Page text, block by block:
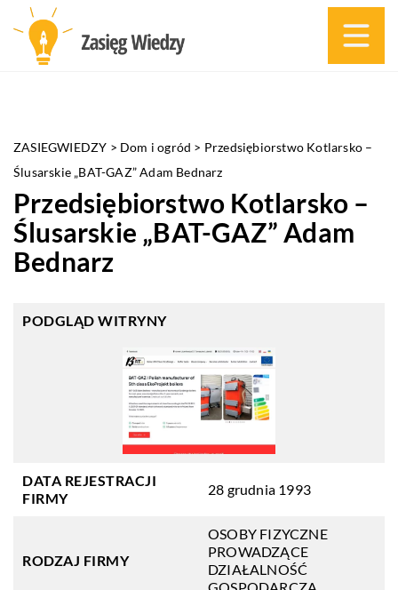
ZASIEGWIEDZY > Dom i ogród > Przedsiębiorstwo Kotlarsko –
Ślusarskie „BAT-GAZ” Adam Bednarz
Przedsiębiorstwo Kotlarsko –
Ślusarskie „BAT-GAZ” Adam
Bednarz
PODGLĄD WITRYNY
DATA REJESTRACJI
FIRMY
28 grudnia 1993
RODZAJ FIRMY
OSOBY FIZYCZNE
PROWADZĄCE
DZIAŁALNOŚĆ